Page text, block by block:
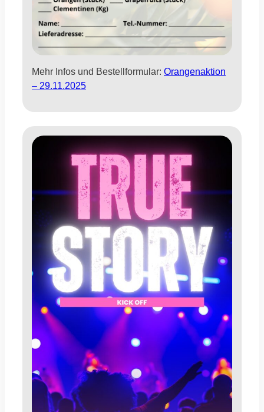
Mehr Infos und Bestellformular: Orangenaktion
– 29.11.2025